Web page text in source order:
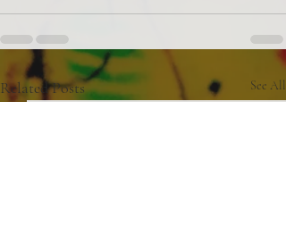
Related Posts See All